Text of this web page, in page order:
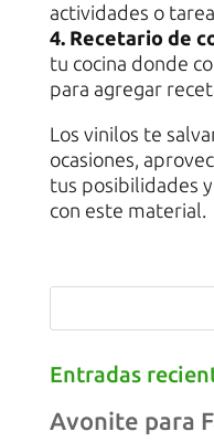
actividades o
4. Recetario de
tu cocina donde
para agregar
Los vinilos te
ocasiones,
tus posibilidades
con este material.
Entradas
Avonite para